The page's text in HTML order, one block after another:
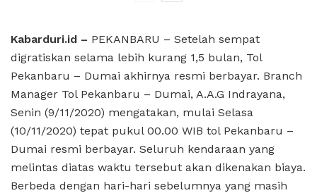
Kabarduri.id – PEKANBARU – Setelah sempat
digratiskan selama lebih kurang 1,5 bulan, Tol
Pekanbaru – Dumai akhirnya resmi berbayar. Branch
Manager Tol Pekanbaru – Dumai, A.A.G Indrayana,
Senin (9/11/2020) mengatakan, mulai Selasa
(10/11/2020) tepat pukul 00.00 WIB tol Pekanbaru –
Dumai resmi berbayar. Seluruh kendaraan yang
melintas diatas waktu tersebut akan dikenakan biaya.
Berbeda dengan hari-hari sebelumnya yang masih